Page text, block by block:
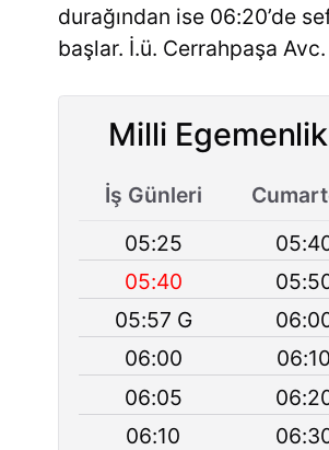
durağından ise 06:20’de
başlar. İ.ü. Cerrahpaşa
Milli Egemenlik
İş Günleri
05:25
05:40
05:57 G
06:00
06:10
06:05
06:10